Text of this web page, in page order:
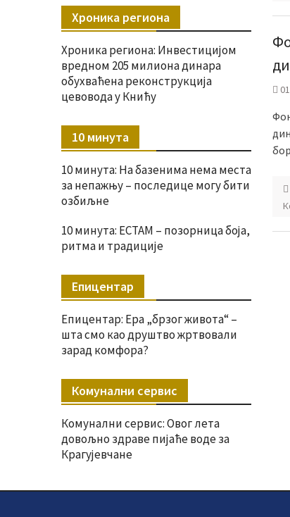
Хроника региона
Хроника региона: Инвестицијом
вредном 205 милиона динара
обухваћена реконструкција
цевовода у Книћу
10 минута
10 минута: На базенима нема места
за непажњу – последице могу бити
озбиљне
10 минута: ЕСТАМ – позорница боја,
ритма и традиције
Епицентар
Епицентар: Ера „брзог живота“ –
шта смо као друштво жртвовали
зарад комфора?
Комунални сервис
Комунални сервис: Овог лета
довољно здраве пијаће воде за
Крагујевчане